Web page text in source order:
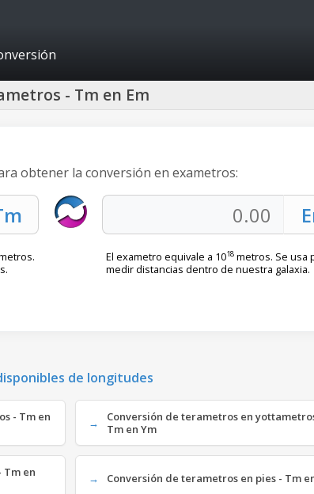
- Tm en Em
obtener la conversión en exametros:
El exametro equivale a 1018 metros. Se usa
medir distancias dentro de nuestra galaxia.
de longitudes
- Tm en
Conversión de terametros en
Tm en Ym
en
Conversión de terametros en pies - Tm